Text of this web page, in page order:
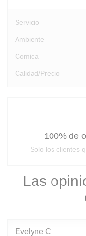
Las
Evelyne C
Servicio
Ambiente
Comida
Calidad/Precio
100% de
Solo los clientes